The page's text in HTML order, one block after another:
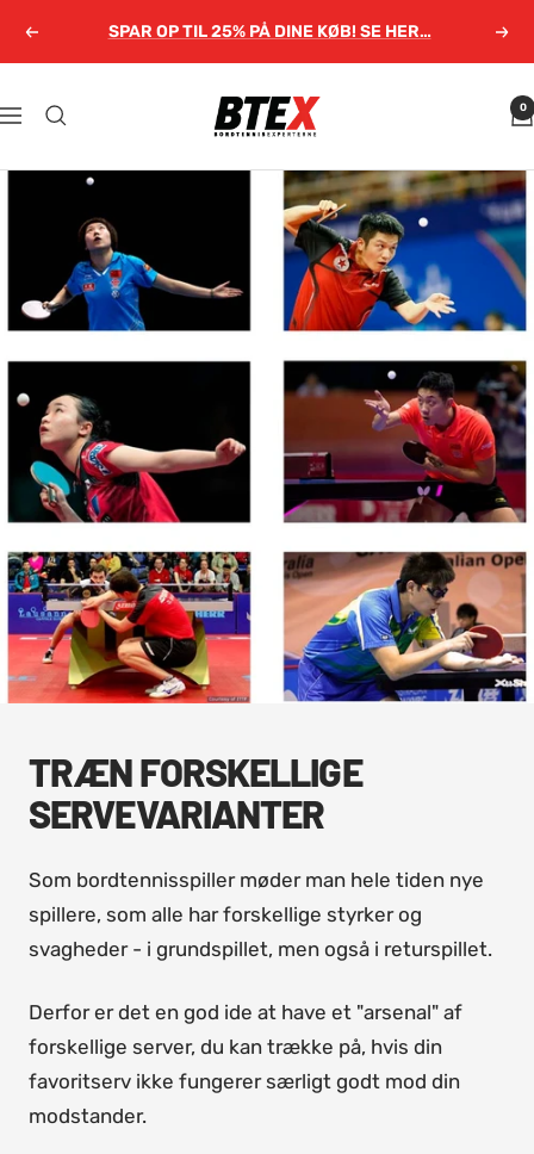
Forrige SPAR OP TIL 25% PÅ DINE KØB! SE HER…
Navigation
Bordtennisexperterne.dk 0
TRÆN FORSKELLIGE
SERVEVARIANTER
Som bordtennisspiller møder man hele tiden nye
spillere, som alle har forskellige styrker og
svagheder - i grundspillet, men også i returspillet.
Derfor er det en god ide at have et "arsenal" af
forskellige server, du kan trække på, hvis din
favoritserv ikke fungerer særligt godt mod din
modstander.